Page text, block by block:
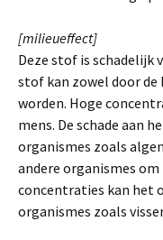
[milieueffect]
Deze stof is schadelijk
stof kan zowel door de
worden. Hoge
mens. De schade aan
organismes zoals
andere organismes
concentraties kan het
organismes zoals